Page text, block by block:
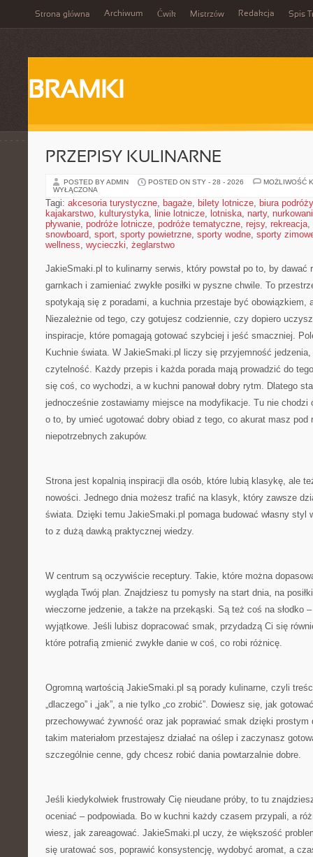
Strona główna Archiwum Ćwik Mistrzów Redakcja Spis
BRAMKI
PRZEPISY KULINARNE
POSTED BY ADMIN POSTED ON STY - 28 - 2026
MOŻLIWOŚĆ
WYŁĄCZONA
Tagi: akcesoria turystyczne, bagaże, bilety lotnicze, biura podróży
kajakarstwo, kulturystyka, linie lotnicze, lotniska, narty,
pływanie, podróże lotnicze, podróże tematyczne, rejsy, rekreacja,
snowboard, sport, sporty powietrzne, sporty wodne, sporty
wellness, wycieczki, żeglarstwo
JakieSmaki.pl to kulinarny serwis, który powstał po to, by dawać
garnkach i zamieniać zwykłe posiłki w pyszne chwile. To
spotykają się z poradami, a kuchnia przestaje być obowiązkiem,
Niezależnie od tego, czy gotujesz codziennie, czy dopiero
inspiracje, które pomagają gotować szybciej i jeść smaczniej.
Kuchnie świata. W JakieSmaki.pl liczy się przyjemność
czytelność. Każdy przepis i każda porada mają prowadzić do
się coś, co wychodzi, a w kuchni panował dobry rytm. Dlatego
jednocześnie zostawiamy miejsce na modyfikacje. Tu nie chodzi
o to, by umieć ugotować dobry obiad z tego, co akurat masz pod
niepotrzebnych zakupów.
Strona jest kopalnią inspiracji dla osób, które lubią klasykę, ale
nowości. Jednego dnia możesz trafić na klasyk, który zawsze
świata. Dzięki temu JakieSmaki.pl pomaga budować własny styl
to z dużą dawką praktycznej wiedzy.
W centrum są oczywiście receptury. Takie, które można
wygląda Twój plan. Znajdziesz tu pomysły na start dnia, na
wieczorne jedzenie, a także na przekąski. Są też coś na słodko
wyjątkowe. Jeśli lubisz dopracować smak, przydadzą Ci się
które potrafią zmienić zwykłe danie w coś, co robi różnicę.
Ogromną wartością JakieSmaki.pl są porady kulinarne, czyli
„dlaczego” i „jak”, a nie tylko „co zrobić”. Dowiesz się, jak
przechowywać żywność oraz jak poprawiać smak dzięki
takim materiałom przestajesz działać na oślep i zaczynasz
szczególnie cenne, gdy chcesz robić dania powtarzalnie dobre.
Jeśli kiedykolwiek frustrowały Cię nieudane próby, to tu
oceniać – podpowiada. Bo w kuchni każdy czasem przypali, a
wiesz, jak zareagować. JakieSmaki.pl uczy, że większość
się uratować sos, poprawić konsystencję, wydobyć aromat, a